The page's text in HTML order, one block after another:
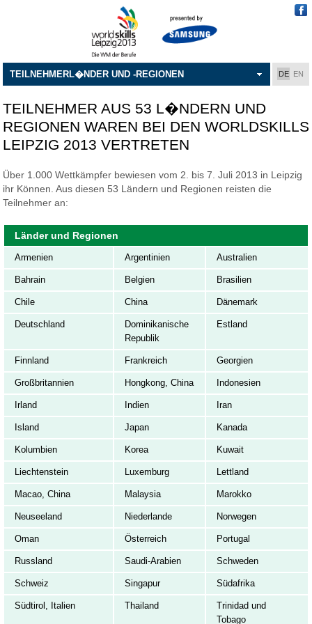
DE EN
TEILNEHMERL�NDER UND -REGIONEN
TEILNEHMER AUS 53 L�NDERN UND
REGIONEN WAREN BEI DEN WORLDSKILLS
LEIPZIG 2013 VERTRETEN
Über 1.000 Wettkämpfer bewiesen vom 2. bis 7. Juli 2013 in Leipzig
ihr Können. Aus diesen 53 Ländern und Regionen reisten die
Teilnehmer an:
Länder und Regionen
Armenien Argentinien Australien
Bahrain Belgien Brasilien
Chile China Dänemark
Deutschland
Dominikanische
Republik
Estland
Finnland Frankreich Georgien
Großbritannien Hongkong, China Indonesien
Irland Indien Iran
Island Japan Kanada
Kolumbien Korea Kuwait
Liechtenstein Luxemburg Lettland
Macao, China Malaysia Marokko
Neuseeland Niederlande Norwegen
Oman Österreich Portugal
Russland Saudi-Arabien Schweden
Schweiz Singapur Südafrika
Südtirol, Italien Thailand
Trinidad und
Tobago